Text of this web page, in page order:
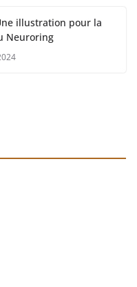
illustration pour la
Neuroring